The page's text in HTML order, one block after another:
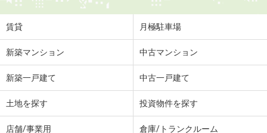
賃貸 月極駐車場
新築マンション 中古マンション
新築一戸建て 中古一戸建て
土地を探す 投資物件を探す
店舗/事業用 倉庫/トランクルーム